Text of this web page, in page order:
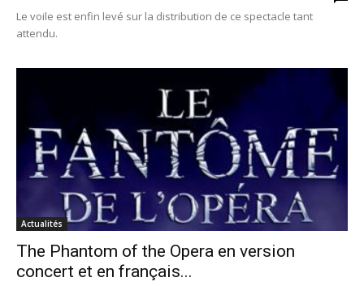
Le voile est enfin levé sur la distribution de ce spectacle tant
attendu.
Actualités
The Phantom of the Opera en version
concert et en français...